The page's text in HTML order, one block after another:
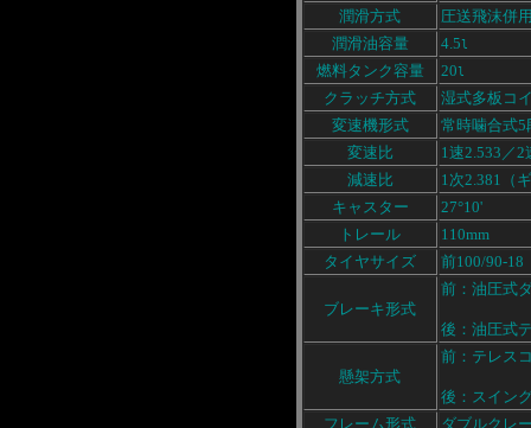
潤滑方式
圧送飛沫併
潤滑油容量
4.5l
燃料タンク容量 20l
クラッチ方式
湿式多板コ
変速機形式
常時噛合式5
変速比
1速2.533／2
減速比
1次2.381（
キャスター
27°10'
トレール
110mm
タイヤサイズ
前100/90-
ブレーキ形式
前：油圧式
後：油圧式
懸架方式
前：テレス
後：スイン
フレーム形式
ダブルクレ